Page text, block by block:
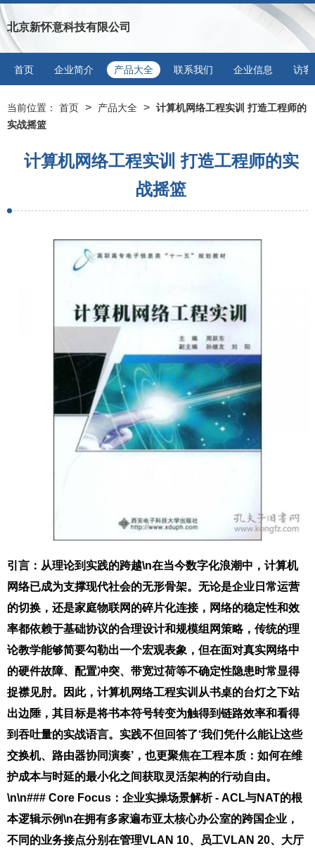
北京新怀意科技有限公司
首页 企业简介 产品大全 联系我们 企业信息 访客
当前位置： 首页 > 产品大全 > 计算机网络工程实训 打造工程师的
实战摇篮
计算机网络工程实训 打造工程师的实
战摇篮
引言：从理论到实践的跨越\n在当今数字化浪潮中，计算机
网络已成为支撑现代社会的无形骨架。无论是企业日常运营
的切换，还是家庭物联网的碎片化连接，网络的稳定性和效
率都依赖于基础协议的合理设计和规模组网策略，传统的理
论教学能够简要勾勒出一个宏观表象，但在面对真实网络中
的硬件故障、配置冲突、带宽过荷等不确定性隐患时常显得
捉襟见肘。因此，计算机网络工程实训从书桌的台灯之下站
出边陲，其目标是将书本符号转变为触得到链路效率和看得
到吞吐量的实战语言。实践不但回答了‘我们凭什么能让这些
交换机、路由器协同演奏’，也更聚焦在工程本质：如何在维
护成本与时延的最小化之间获取灵活架构的行动自由。
\n\n### Core Focus：企业实操场景解析 - ACL与NAT的根
本逻辑示例\n在拥有多家遍布亚太核心办公室的跨国企业，
不同的业务接点分别在管理VLAN 10、员工VLAN 20、大厅